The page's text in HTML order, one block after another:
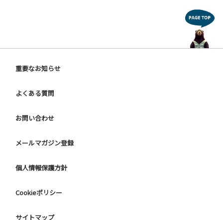
重要なお知らせ
よくある質問
お問い合わせ
メールマガジン登録
個人情報保護方針
Cookieポリシー
サイトマップ